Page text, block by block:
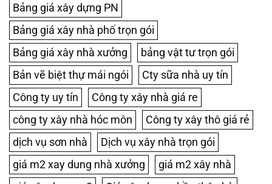
Bảng giá xây dựng PN
Bảng giá xây nhà phố trọn gói
Bảng giá xây nhà xưởng
bảng vật tư trọn gói
Bản vẽ biệt thự mái ngói
Cty sữa nhà uy tín
Công ty uy tín
Công ty xây nhà giá re
công ty xây nhà hóc môn
Công ty xây thô giá rẻ
dịch vụ sơn nhà
Dịch vụ xây nhà trọn gói
giá m2 xay dung nhà xưởng
giá m2 xây nhà